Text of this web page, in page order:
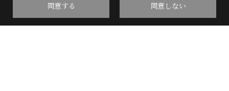
＜営業時間＞09:00～18:00
＜定休日＞日曜日 祝日 お盆 年末年始等
同意する 同意しない